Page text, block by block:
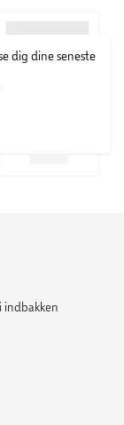
dig dine seneste
indbakken